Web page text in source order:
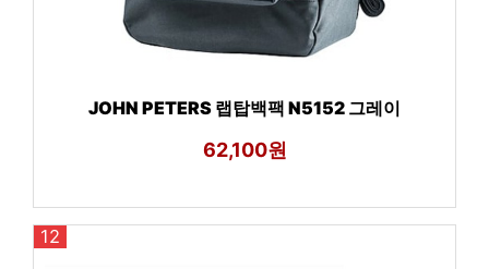
JOHN PETERS 랩탑백팩 N5152 그레이
62,100원
12